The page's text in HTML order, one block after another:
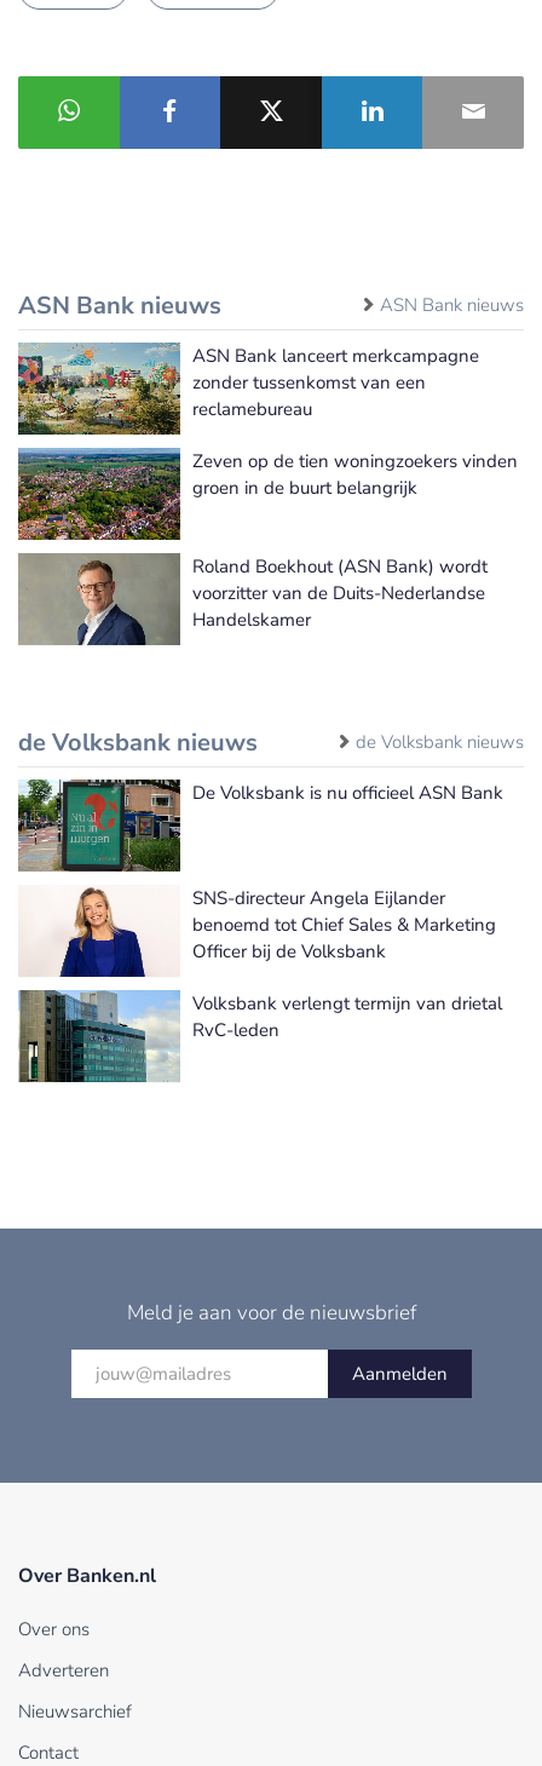
ASN Bank nieuws ASN Bank nieuws
ASN Bank lanceert merkcampagne
zonder tussenkomst van een
reclamebureau
Zeven op de tien woningzoekers vinden
groen in de buurt belangrijk
Roland Boekhout (ASN Bank) wordt
voorzitter van de Duits-Nederlandse
Handelskamer
de Volksbank nieuws de Volksbank nieuws
De Volksbank is nu officieel ASN Bank
SNS-directeur Angela Eijlander
benoemd tot Chief Sales & Marketing
Officer bij de Volksbank
Volksbank verlengt termijn van drietal
RvC-leden
Meld je aan voor de nieuwsbrief
Aanmelden
Over Banken.nl
Over ons
Adverteren
Nieuwsarchief
Contact